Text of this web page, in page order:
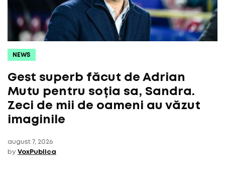
NEWS
Gest superb făcut de Adrian
Mutu pentru soția sa, Sandra.
Zeci de mii de oameni au văzut
imaginile
august 7, 2026
by VoxPublica